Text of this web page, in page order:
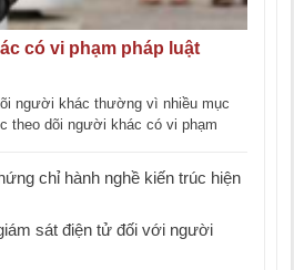
có vi phạm pháp luật
người khác thường vì nhiều mục
theo dõi người khác có vi phạm
chỉ hành nghề kiến trúc hiện
sát điện tử đối với người